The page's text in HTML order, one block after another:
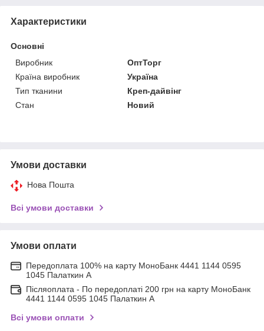
Характеристики
Основні
Виробник
ОптТорг
Країна виробник
Україна
Тип тканини
Креп-дайвінг
Стан
Новий
Умови доставки
Нова Пошта
Всі умови доставки
Умови оплати
Передоплата 100% на карту МоноБанк 4441 1144 0595
1045 Палаткин А
Післяоплата - По передоплаті 200 грн на карту МоноБанк
4441 1144 0595 1045 Палаткин А
Всі умови оплати